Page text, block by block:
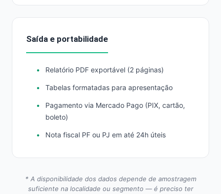
Saída e portabilidade
Relatório PDF exportável (2 páginas)
Tabelas formatadas para apresentação
Pagamento via Mercado Pago (PIX, cartão,
boleto)
Nota fiscal PF ou PJ em até 24h úteis
* A disponibilidade dos dados depende de amostragem
suficiente na localidade ou segmento — é preciso ter